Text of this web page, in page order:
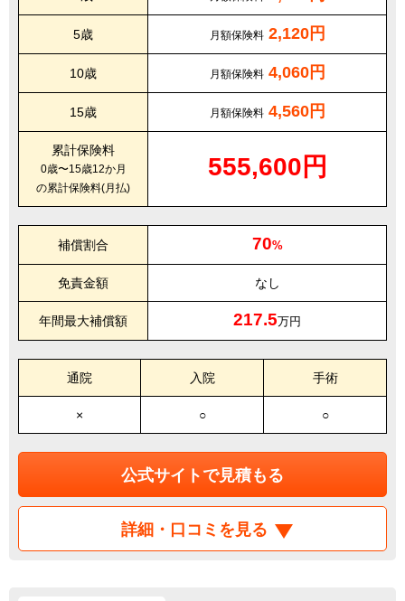
5歳 月額保険料 2,120円
10歳 月額保険料 4,060円
15歳 月額保険料 4,560円
累計保険料
0歳〜15歳12か月
の累計保険料(月払)
555,600円
補償割合 70%
免責金額 なし
年間最大補償額 217.5万円
通院 入院 手術
× ○ ○
公式サイトで見積もる
詳細・口コミを見る